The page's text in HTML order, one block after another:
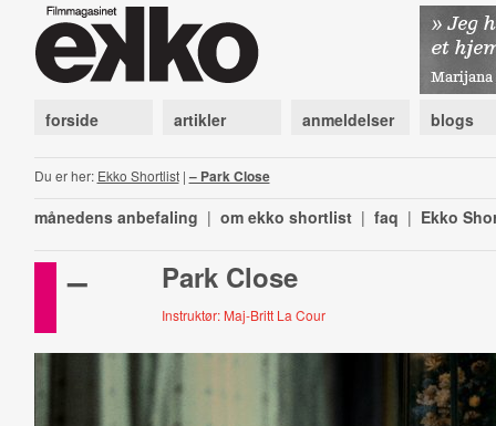
forside artikler anmeldelser blogs
Du er her: Ekko Shortlist| – Park Close
månedens anbefaling | om ekko shortlist | faq | Ekko
– Park Close
Instruktør: Maj-Britt La Cour